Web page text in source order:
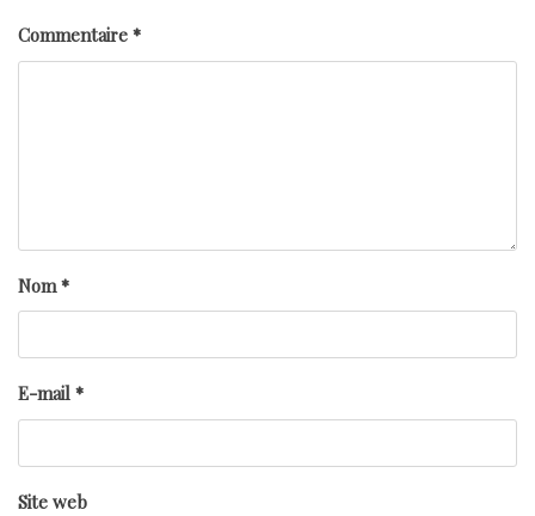
Commentaire *
Nom *
E-mail *
Site web